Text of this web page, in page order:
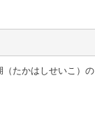
（たかはしせいこ）の